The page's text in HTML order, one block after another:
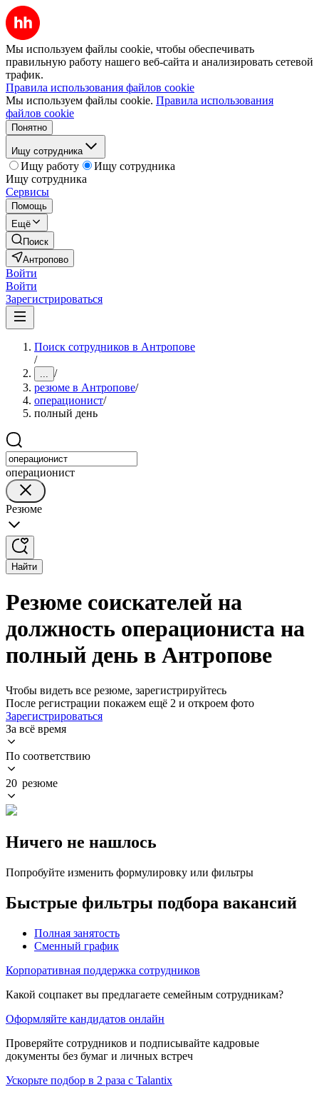
Мы используем файлы cookie, чтобы обеспечивать
правильную работу нашего веб-сайта и анализировать сетевой
трафик.
Правила использования файлов cookie
Мы используем файлы cookie. Правила использования
файлов cookie
Понятно
Ищу сотрудника
Ищу работу
Ищу сотрудника
Ищу сотрудника
Сервисы
Помощь
Ещё
Поиск
Антропово
Войти
Войти
Зарегистрироваться
Поиск сотрудников в Антропове
/
... /
резюме в Антропове/
операционист/
полный день
операционист
Резюме
Найти
Резюме соискателей на
должность операциониста на
полный день в Антропове
Чтобы видеть все резюме, зарегистрируйтесь
После регистрации покажем ещё 2 и откроем фото
Зарегистрироваться
За всё время
По соответствию
20 резюме
Ничего не нашлось
Попробуйте изменить формулировку или фильтры
Быстрые фильтры подбора вакансий
Полная занятость
Сменный график
Корпоративная поддержка сотрудников
Какой соцпакет вы предлагаете семейным сотрудникам?
Оформляйте кандидатов онлайн
Проверяйте сотрудников и подписывайте кадровые
документы без бумаг и личных встреч
Ускорьте подбор в 2 раза с Talantix